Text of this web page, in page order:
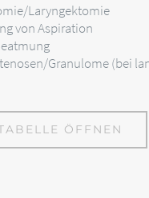
Laryngektomie
von Aspiration
Granulome (bei
ÖFFNEN